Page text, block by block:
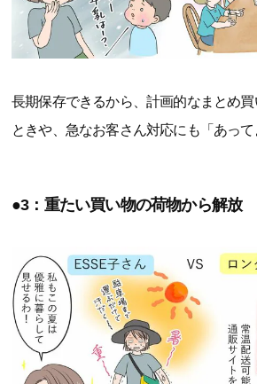
長期保存できるから、計画的なまとめ買
ときや、急なお客さん対応にも「あって
●3：重たい買い物の荷物から解放